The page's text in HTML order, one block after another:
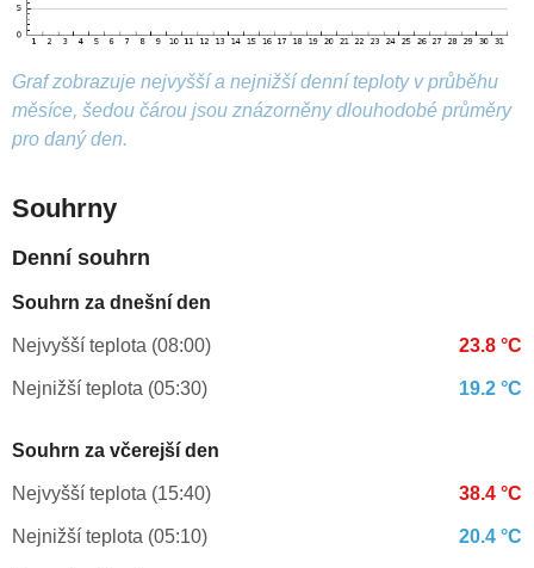
Graf zobrazuje nejvyšší a nejnižší denní teploty v průběhu
měsíce, šedou čárou jsou znázorněny dlouhodobé průměry
pro daný den.
Souhrny
Denní souhrn
Souhrn za dnešní den
Nejvyšší teplota (08:00) 23.8 °C
Nejnižší teplota (05:30) 19.2 °C
Souhrn za včerejší den
Nejvyšší teplota (15:40) 38.4 °C
Nejnižší teplota (05:10) 20.4 °C